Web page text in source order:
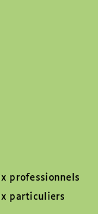
professionnels
particuliers